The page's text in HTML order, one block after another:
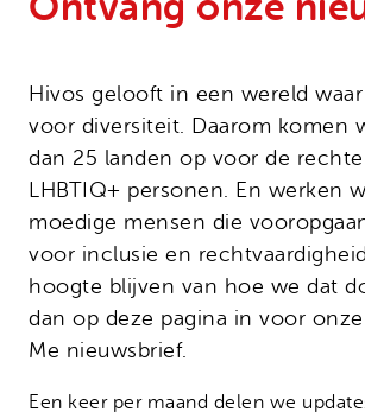
Hivos gelooft in een wereld
voor diversiteit. Daarom komen
dan 25 landen op voor de
LHBTIQ+ personen. En werken
moedige mensen die
voor inclusie en
hoogte blijven van hoe we dat
dan op deze pagina in voor
Me nieuwsbrief.
Een keer per maand delen we
Noodfonds voor activisten
Onze successen
Veelgestelde vragen
Contact